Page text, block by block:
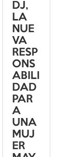
DJ,
LA
NUE
VA
RESP
ONS
ABILI
DAD
PAR
A
UNA
MUJ
ER